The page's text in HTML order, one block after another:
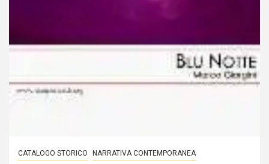
CATALOGO STORICO NARRATIVA CONTEMPORANEA